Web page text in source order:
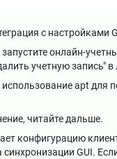
с настройками
онлайн-
учетную запись"
apt для
читайте дальше.
конфигурацию
GUI.